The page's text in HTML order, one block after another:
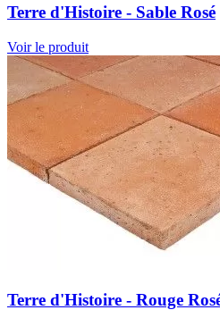
Terre d'Histoire - Sable Rosé
Voir le produit
Terre d'Histoire - Rouge